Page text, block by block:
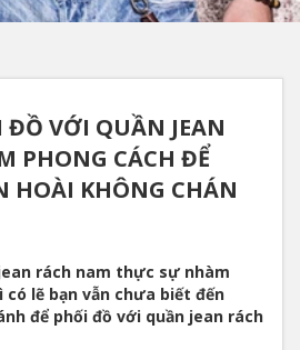
ĐỒ VỚI QUẦN JEAN
PHONG CÁCH ĐỂ
HOÀI KHÔNG CHÁN
rách nam thực sự nhàm
lẽ bạn vẫn chưa biết đến
để phối đồ với quần jean rách